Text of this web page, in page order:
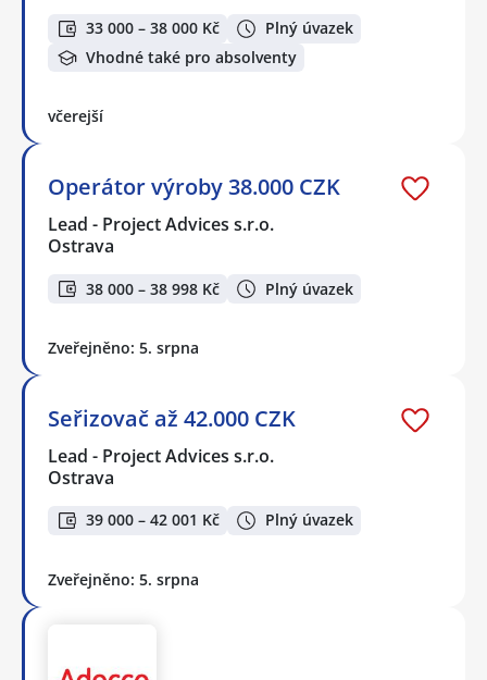
33 000 – 38 000 Kč
Plný úvazek
Vhodné také pro absolventy
včerejší
Operátor výroby 38.000 CZK
Lead - Project Advices s.r.o.
Ostrava
38 000 – 38 998 Kč Plný úvazek
Zveřejněno: 5. srpna
Seřizovač až 42.000 CZK
Lead - Project Advices s.r.o.
Ostrava
39 000 – 42 001 Kč Plný úvazek
Zveřejněno: 5. srpna